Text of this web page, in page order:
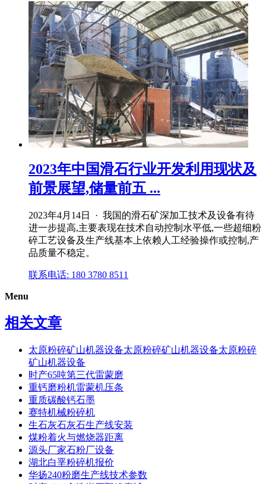
2023年中国滑石行业开发利用现状及
前景展望,储量前五 ...
2023年4月14日 · 我国的滑石矿深加工技术及设备有待
进一步提高,主要表现在技术自动控制水平低,一些超细粉
碎工艺设备及生产线基本上依赖人工经验操作或控制,产
品质量不稳定。
联系电话: 180 3780 8511
Menu
相关文章
太原粉碎矿山机器设备太原粉碎矿山机器设备太原粉碎
矿山机器设备
时产65吨第三代雷蒙磨
重钙磨粉机雷蒙机压条
重质碳酸钙石墨
赛特机械粉碎机
生石灰石灰石生产线安装
煤粉着火与燃烧器距离
源头厂家石粉厂设备
湖北白垩粉碎机报价
华扬240粉磨生产线技术参数